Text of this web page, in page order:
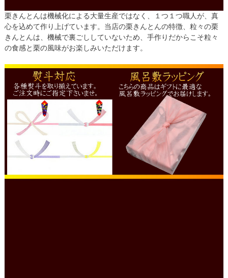
栗きんとんは機械化による大量生産ではなく、１つ１つ職人が、真
心を込めて作り上げています。当店の栗きんとんの特徴、粒々の栗
きんとんは、機械で裏ごししていないため、手作りだからこそ粒々
の食感と栗の風味がお楽しみいただけます。